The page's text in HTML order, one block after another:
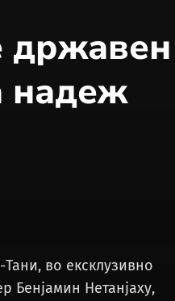
државен
надеж
во ексклузивно
Бенјамин Нетанјаху,